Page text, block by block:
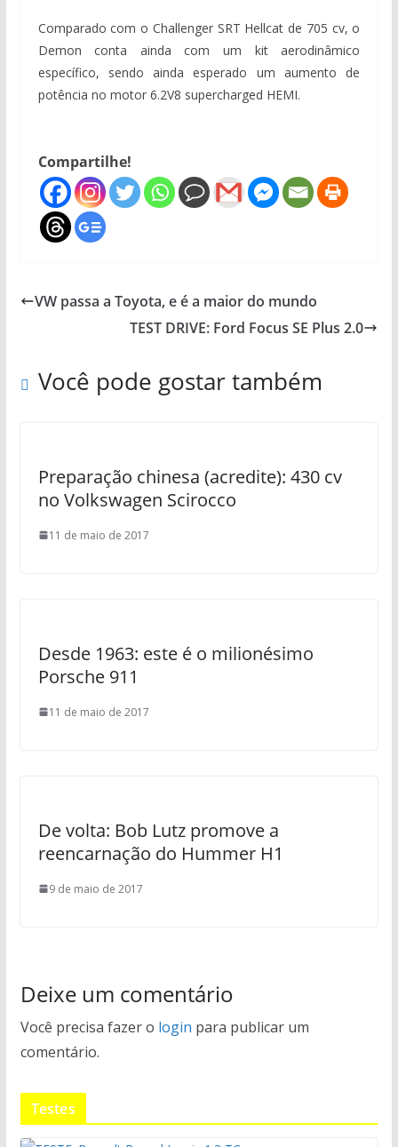
Comparado com o Challenger SRT Hellcat de 705 cv, o
Demon conta ainda com um kit aerodinâmico
específico, sendo ainda esperado um aumento de
potência no motor 6.2V8 supercharged HEMI.
Compartilhe!
VW passa a Toyota, e é a maior do mundo
TEST DRIVE: Ford Focus SE Plus 2.0
Você pode gostar também
Preparação chinesa (acredite): 430 cv
no Volkswagen Scirocco
11 de maio de 2017
Desde 1963: este é o milionésimo
Porsche 911
11 de maio de 2017
De volta: Bob Lutz promove a
reencarnação do Hummer H1
9 de maio de 2017
Deixe um comentário
Você precisa fazer o login para publicar um
comentário.
Testes